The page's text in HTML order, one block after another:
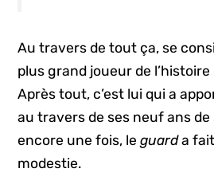
Au travers de tout ça, se
plus grand joueur de
Après tout, c’est lui qui a
au travers de ses neuf ans de
encore une fois, leguarda
modestie.